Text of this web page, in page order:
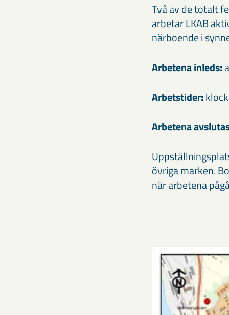
Två av de totalt
arbetar LKAB
närboende i
Arbetena inleds:
Arbetstider:
Arbetena
övriga marken.
när arbetena